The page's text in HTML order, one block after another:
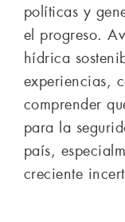
políticas y
el progreso.
hídrica
experiencias,
comprender
para la
país,
creciente